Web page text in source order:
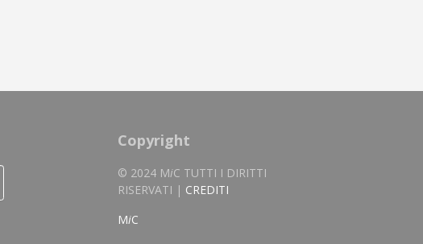
Copyright
© 2024 MiC TUTTI I DIRITTI
RISERVATI | CREDITI
MiC